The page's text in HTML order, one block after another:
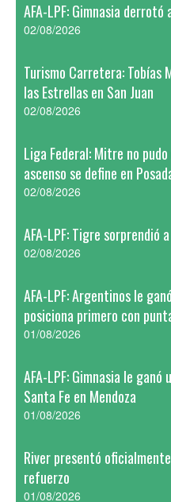
AFA-LPF: Gimnasia
02/08/2026
Turismo Carretera: Tobías
las Estrellas en San Juan
02/08/2026
Liga Federal: Mitre no
ascenso se define en
02/08/2026
AFA-LPF: Tigre sorprendió
02/08/2026
AFA-LPF: Argentinos le
posiciona primero con
01/08/2026
AFA-LPF: Gimnasia le
Santa Fe en Mendoza
01/08/2026
River presentó
refuerzo
01/08/2026